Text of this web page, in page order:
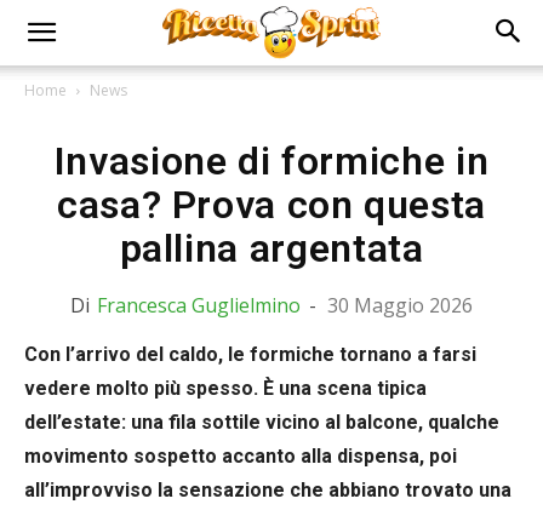
Home News
Invasione di formiche in
casa? Prova con questa
pallina argentata
Di Francesca Guglielmino - 30 Maggio 2026
Con l’arrivo del caldo, le formiche tornano a farsi
vedere molto più spesso. È una scena tipica
dell’estate: una fila sottile vicino al balcone, qualche
movimento sospetto accanto alla dispensa, poi
all’improvviso la sensazione che abbiano trovato una